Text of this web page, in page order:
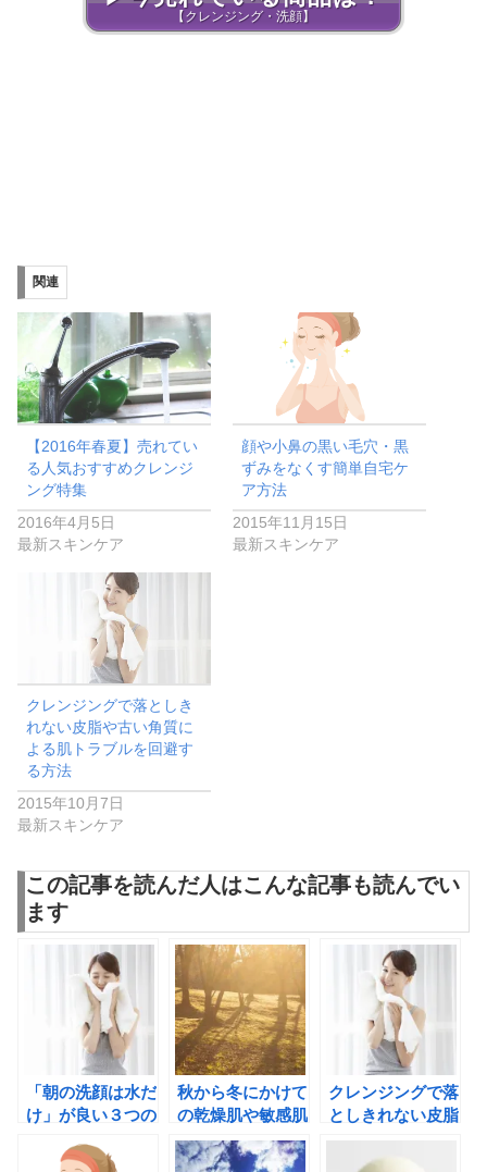
【クレンジング・洗顔】
関連
【2016年春夏】売れてい
る人気おすすめクレンジ
ング特集
2016年4月5日
最新スキンケア
顔や小鼻の黒い毛穴・黒
ずみをなくす簡単自宅ケ
ア方法
2015年11月15日
最新スキンケア
クレンジングで落としき
れない皮脂や古い角質に
よる肌トラブルを回避す
る方法
2015年10月7日
最新スキンケア
この記事を読んだ人はこんな記事も読んでい
ます
「朝の洗顔は水だ
け」が良い３つの
秋から冬にかけて
の乾燥肌や敏感肌
に効果的なスキン
ケアで”プルプル
クレンジングで落
としきれない皮脂
肌トラブルを回避